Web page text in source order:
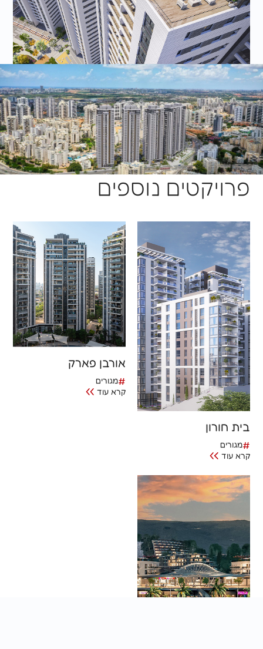
פרויקטים נוספים
בית חורון
#מגורים
קרא עוד
אורבן פארק
#מגורים
קרא עוד